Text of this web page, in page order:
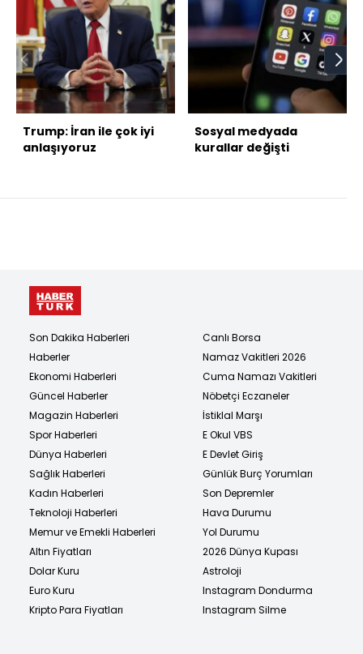
Trump: İran ile çok iyi
anlaşıyoruz
Sosyal medyada
kurallar değişti
Son Dakika Haberleri
Haberler
Ekonomi Haberleri
Güncel Haberler
Magazin Haberleri
Spor Haberleri
Dünya Haberleri
Sağlık Haberleri
Kadın Haberleri
Teknoloji Haberleri
Memur ve Emekli Haberleri
Altın Fiyatları
Dolar Kuru
Euro Kuru
Kripto Para Fiyatları
Canlı Borsa
Namaz Vakitleri 2026
Cuma Namazı Vakitleri
Nöbetçi Eczaneler
İstiklal Marşı
E Okul VBS
E Devlet Giriş
Günlük Burç Yorumları
Son Depremler
Hava Durumu
Yol Durumu
2026 Dünya Kupası
Astroloji
Instagram Dondurma
Instagram Silme